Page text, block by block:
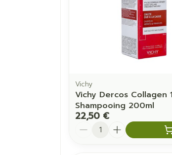
Vichy
Vichy Dercos Collagen
Shampooing 200ml
22,50 €
Quantité